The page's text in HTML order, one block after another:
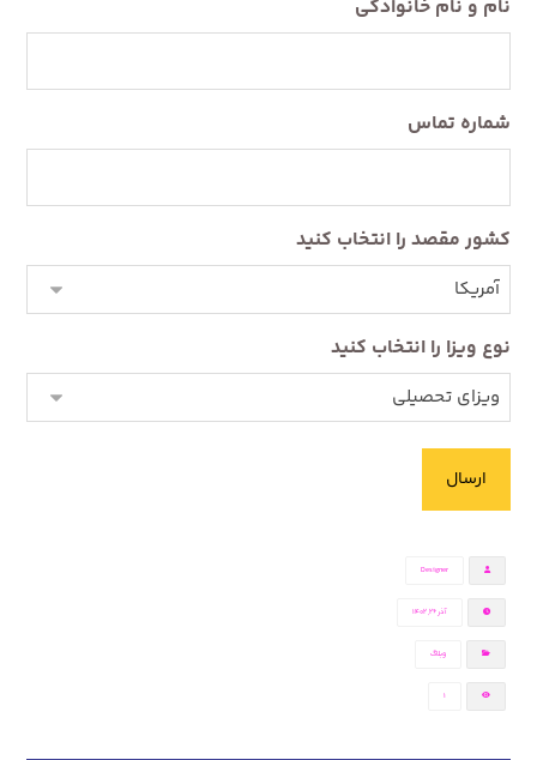
نام و نام خانوادگی
شماره تماس
کشور مقصد را انتخاب کنید
نوع ویزا را انتخاب کنید
Designer
آذر ۲۶, ۱۴۰۲
وبلاگ
1